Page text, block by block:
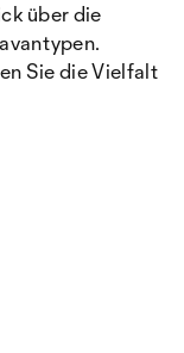
über die
Sie die Vielfalt